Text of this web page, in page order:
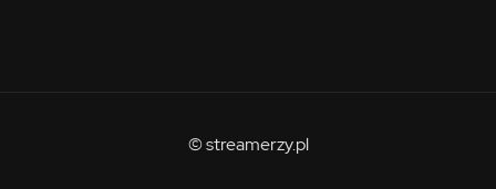
© streamerzy.pl